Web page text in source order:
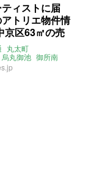
ィストに届
トリエ物件情
京区63㎡の売
丸太町
烏丸御池 御所南
ハウス
スト